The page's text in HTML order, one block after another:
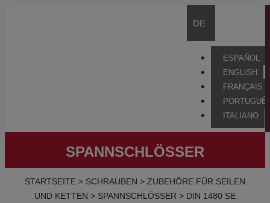
DE
ESPAÑOL
ENGLISH
FRANÇAIS
ITALIANO
SPANNSCHLÖSSER
STARTSEITE > SCHRAUBEN > ZUBEHÖRE FÜR SEILEN
UND KETTEN > SPANNSCHLÖSSER > DIN 1480 SE